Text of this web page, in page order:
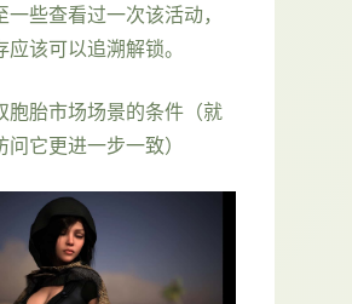
一些查看过一次该活动，
应该可以追溯解锁。
胞胎市场场景的条件（就
它更进一步一致）